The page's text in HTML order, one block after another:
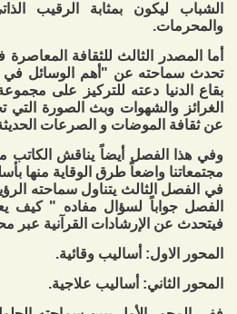
الشباب ليكون بمثابة الرقيب
والمحرمات.
أما المصدر الثالث للثقافة
تحدث سماحته عن "أهم الوسائل في
بقاع الدنيا دعته للتركيز على
الغرائز والشهوات وبث الصورة
عن ثقافة الموضات و الصرعات
وفي هذا الفصل أيضاً يناقش الكاتب
مجتمعاتنا واضعاً طرق الوقاية منها
في الفصل الثالث يتناول سماحته
الفصل جواباً لسؤال مفاده " كيف
فيتحدث عن الإرشادات القرآنية عبر
المحور الاول: أساليب وقائية.
المحور الثاني: أساليب علاجية.